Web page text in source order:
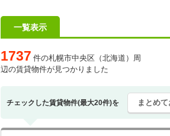
一覧表示
1737 件の札幌市中央区（北海道）周
辺の賃貸物件が見つかりました
チェックした賃貸物件(最大20件)を まとめ